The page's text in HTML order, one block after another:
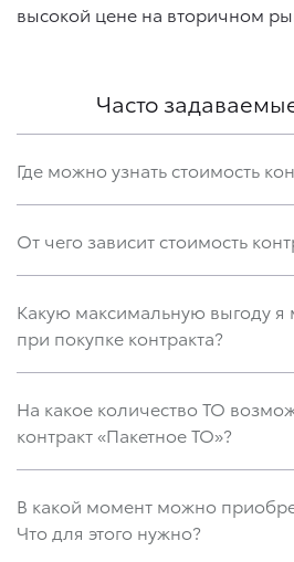
высокой цене на вторичном
Часто
Где можно узнать стоимость
От чего зависит стоимость
Какую максимальную выгоду я
при покупке контракта?
На какое количество ТО
контракт «Пакетное ТО»?
В какой момент можно
Что для этого нужно?